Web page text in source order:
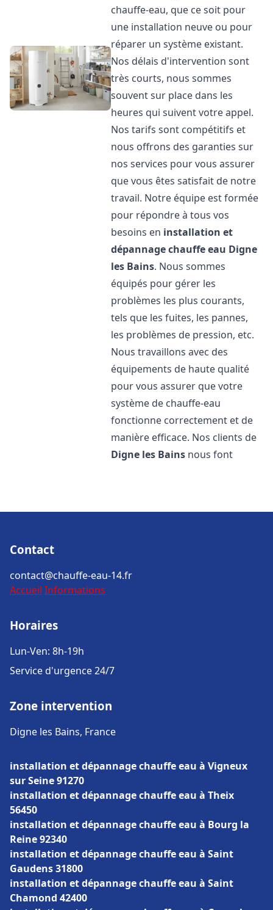
chauffe-eau, que ce soit pour
une installation neuve ou pour
réparer un système existant.
Nos délais d'intervention sont
très courts, nous sommes
souvent sur place dans les
heures qui suivent votre appel.
Nos tarifs sont compétitifs et
nous offrons des garanties sur
nos services pour vous assurer
que vous êtes satisfait de notre
travail. Notre équipe est formée
pour répondre à tous vos
besoins en installation et
dépannage chauffe eau Digne
les Bains. Nous sommes
équipés pour gérer les
problèmes les plus courants,
tels que les fuites, les pannes,
les problèmes de pression, etc.
Nous travaillons avec des
équipements de haute qualité
pour vous assurer que votre
système de chauffe-eau
fonctionne correctement et de
manière efficace. Nos clients de
Digne les Bains nous font
Contact
contact@chauffe-eau-14.fr
Accueil Informations
Horaires
Lun-Ven: 8h-19h
Service d'urgence 24/7
Zone intervention
Digne les Bains, France
installation et dépannage chauffe eau à Vigneux
sur Seine 91270
installation et dépannage chauffe eau à Theix
56450
installation et dépannage chauffe eau à Bourg la
Reine 92340
installation et dépannage chauffe eau à Saint
Gaudens 31800
installation et dépannage chauffe eau à Saint
Chamond 42400